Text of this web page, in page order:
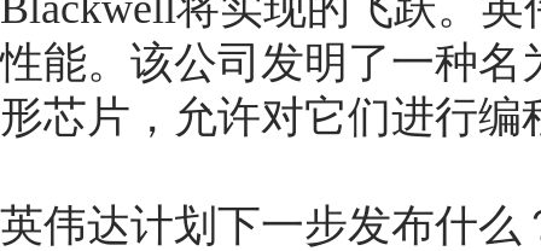
性能。该公司发明了一种
形芯片，允许对它们进行
英伟达计划下一步发布什么